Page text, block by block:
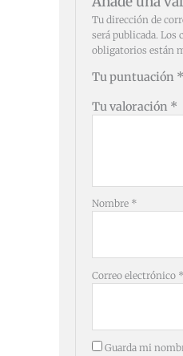
Tu dirección de
será publicada. Los
obligatorios están
Tu puntuación *
Tu valoración *
Nombre *
Correo electrónico *
Guarda mi